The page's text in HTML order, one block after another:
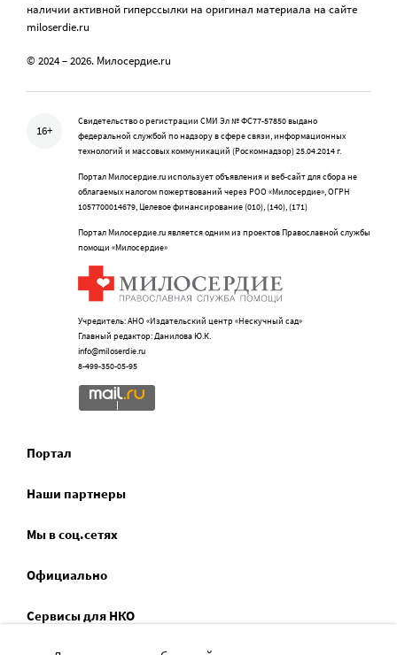
наличии активной гиперссылки на оригинал материала на сайте
miloserdie.ru
© 2024 – 2026. Милосердие.ru
16+
Свидетельство о регистрации СМИ Эл № ФС77-57850 выдано
федеральной службой по надзору в сфере связи, информационных
технологий и массовых коммуникаций (Роскомнадзор) 25.04.2014 г.
Портал Милосердие.ru использует объявления и веб-сайт для сбора не
облагаемых налогом пожертвований через РОО «Милосердие», ОГРН
1057700014679, Целевое финансирование (010), (140), (171)
Портал Милосердие.ru является одним из проектов Православной службы
помощи «Милосердие»
Учредитель: АНО «Издательский центр «Нескучный сад»
Главный редактор: Данилова Ю.К.
info@miloserdie.ru
8-499-350-05-95
Портал
Наши партнеры
Мы в соц.сетях
Официально
Сервисы для НКО